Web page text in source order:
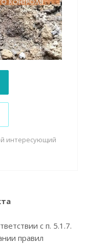
интересующий
с п. 5.1.7.
правил